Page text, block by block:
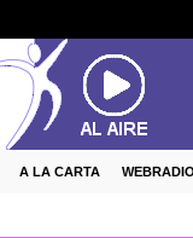
A LA CARTA